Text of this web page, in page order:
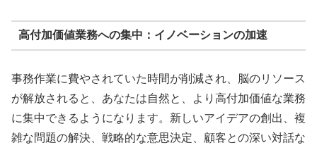
高付加価値業務への集中：イノベーションの加速
事務作業に費やされていた時間が削減され、脳のリソース
が解放されると、あなたは自然と、より高付加価値な業務
に集中できるようになります。新しいアイデアの創出、複
雑な問題の解決、戦略的な意思決定、顧客との深い対話な